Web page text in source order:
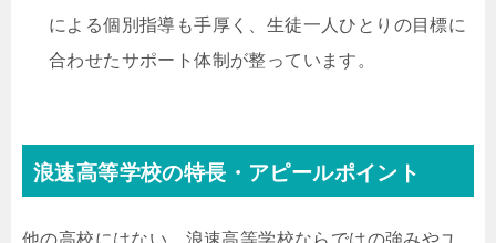
による個別指導も手厚く、生徒一人ひとりの目標に
合わせたサポート体制が整っています。
浪速高等学校の特長・アピールポイント
他の高校にはない、浪速高等学校ならではの強みやユ